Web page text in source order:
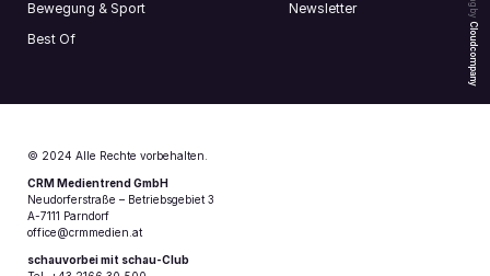
Cloudcompany
Bewegung & Sport
Best Of
Newsletter
© 2024 Alle Rechte vorbehalten.
CRM Medientrend GmbH
Neudorferstraße – Betriebsgebiet 3
A-7111 Parndorf
office@crmmedien.at
schauvorbei mit schau-Club